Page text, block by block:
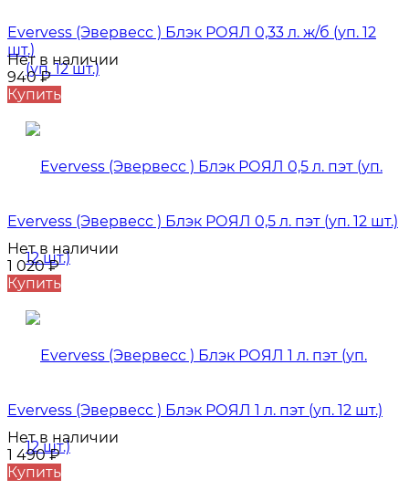
Evervess (Эвервесс ) Блэк РОЯЛ 0,33 л. ж/б (уп. 12
шт.)
Нет в наличии
940₽
Купить
Evervess (Эвервесс ) Блэк РОЯЛ 0,5 л. пэт (уп. 12 шт.)
Нет в наличии
1 020₽
Купить
Evervess (Эвервесс ) Блэк РОЯЛ 1 л. пэт (уп. 12 шт.)
Нет в наличии
1 490₽
Купить